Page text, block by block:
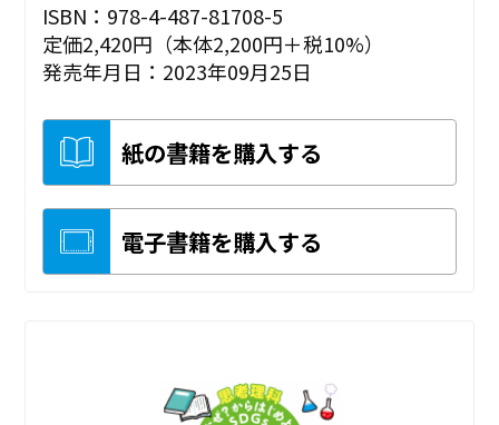
ISBN：978-4-487-81708-5
定価2,420円（本体2,200円＋税10%）
発売年月日：2023年09月25日
紙の書籍を購入する
電子書籍を購入する